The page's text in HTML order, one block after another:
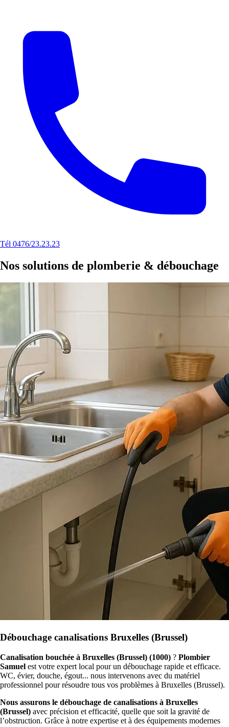
Tél 0476/23.23.23
Nos solutions de plomberie & débouchage
Débouchage canalisations Bruxelles (Brussel)
Canalisation bouchée à Bruxelles (Brussel) (1000) ? Plombier
Samuel est votre expert local pour un débouchage rapide et efficace.
WC, évier, douche, égout... nous intervenons avec du matériel
professionnel pour résoudre tous vos problèmes à Bruxelles (Brussel).
Nous assurons le débouchage de canalisations à Bruxelles
(Brussel) avec précision et efficacité, quelle que soit la gravité de
l’obstruction. Grâce à notre expertise et à des équipements modernes